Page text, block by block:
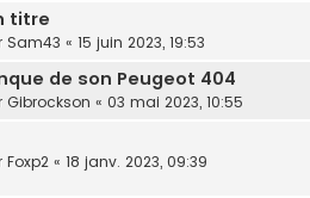
titre
Sam43 « 15 juin 2023, 19:53
de son Peugeot 404
Gibrockson « 03 mai 2023, 10:55
Foxp2 « 18 janv. 2023, 09:39